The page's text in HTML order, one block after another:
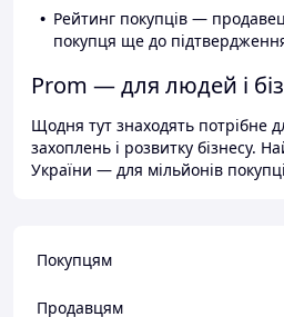
Рейтинг покупців —
покупця ще до
Prom — для людей і
Щодня тут знаходять потрібне
захоплень і розвитку бізнесу.
України — для мільйонів
Покупцям
Продавцям